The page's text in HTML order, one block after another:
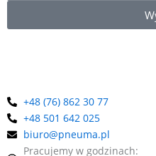
odkurzacze pneumatyczne i
dystrybutor marki EXAIR w
+48 (76) 862 30 77
+48 501 642 025
biuro@pneuma.pl
Pracujemy w godzinach: